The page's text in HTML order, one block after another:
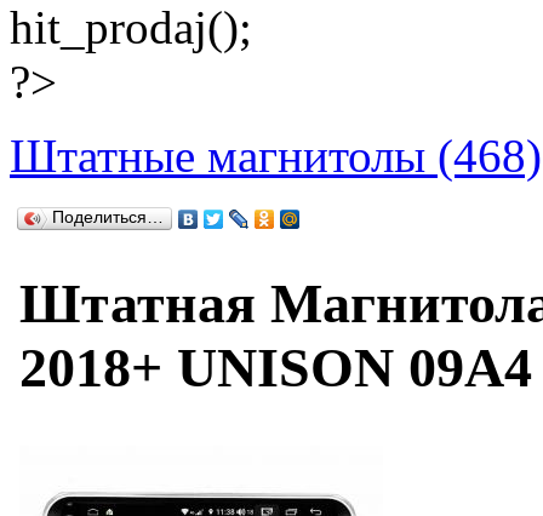
hit_prodaj();
?>
Штатные магнитолы (468)
Поделиться…
Штатная
2018+ UNISON 09A4